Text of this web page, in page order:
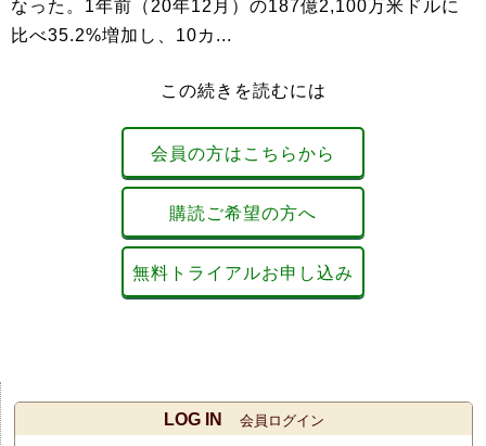
なった。1年前（20年12月）の187億2,100万米ドルに
比べ35.2%増加し、10カ...
この続きを読むには
会員の方はこちらから
購読ご希望の方へ
無料トライアルお申し込み
LOG IN 会員ログイン